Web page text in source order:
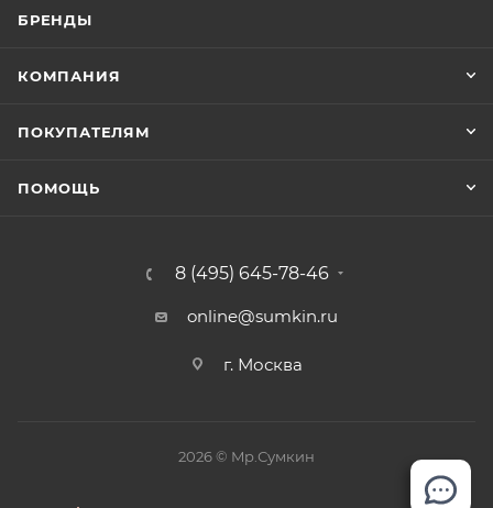
БРЕНДЫ
КОМПАНИЯ
ПОКУПАТЕЛЯМ
ПОМОЩЬ
8 (495) 645-78-46
online@sumkin.ru
г. Москва
2026 © Mр.Сумкин